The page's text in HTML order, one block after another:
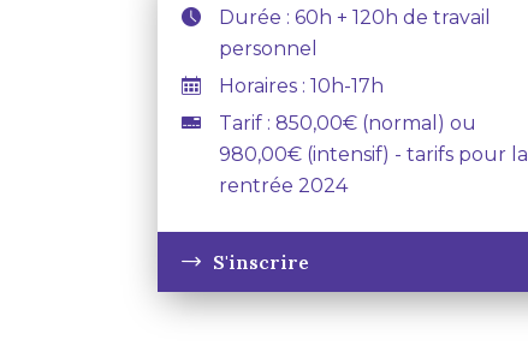
Durée : 60h + 120h de travail
personnel
Horaires : 10h-17h
Tarif : 850,00€ (normal) ou
980,00€ (intensif) - tarifs pour la
rentrée 2024
S'inscrire